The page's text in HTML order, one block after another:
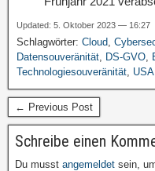
Updated: 5. Oktober 2023 — 16:27
Schlagwörter: Cloud,
Datensouveränität, DS-GVO,
Technologiesouveränität, USA
← Previous Post
Schreibe einen
Du musst angemeldet sein,